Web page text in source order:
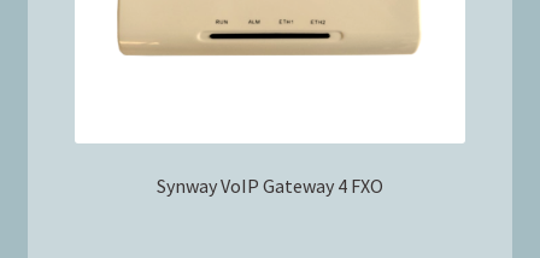
Synway VoIP Gateway 4 FXO